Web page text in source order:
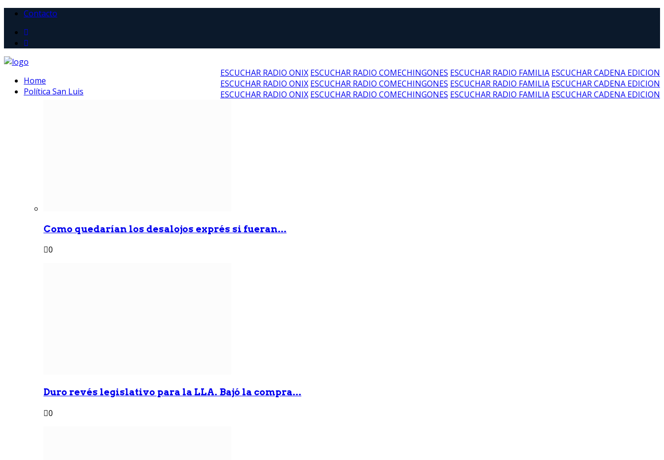
Contacto
ESCUCHAR RADIO ONIX ESCUCHAR RADIO COMECHINGONES ESCUCHAR RADIO FAMILIA ESCUCHAR CADENA EDICION
ESCUCHAR RADIO ONIX ESCUCHAR RADIO COMECHINGONES ESCUCHAR RADIO FAMILIA ESCUCHAR CADENA EDICION
ESCUCHAR RADIO ONIX ESCUCHAR RADIO COMECHINGONES ESCUCHAR RADIO FAMILIA ESCUCHAR CADENA EDICION
Home
Política San Luis
Como quedarían los desalojos exprés si fueran...
0
Duro revés legislativo para la LLA. Bajó la compra...
0